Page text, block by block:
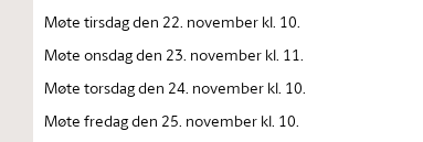
Møte tirsdag den 22. november kl. 10.
Møte onsdag den 23. november kl. 11.
Møte torsdag den 24. november kl. 10.
Møte fredag den 25. november kl. 10.